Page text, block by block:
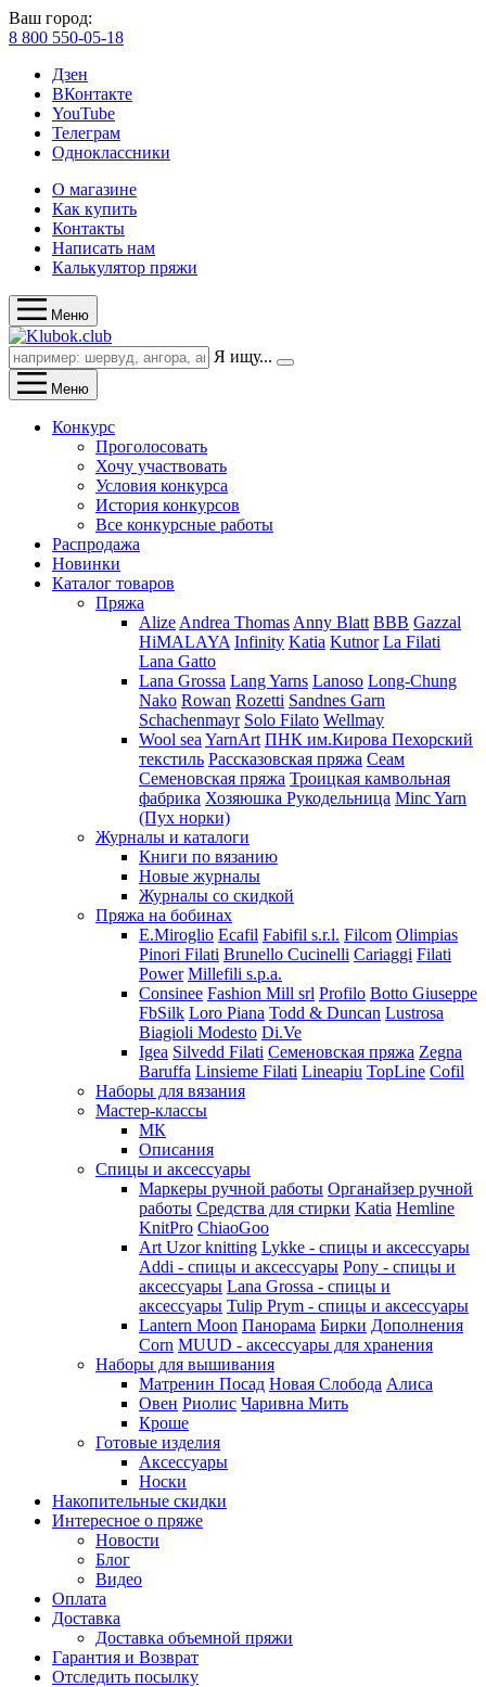
Ваш город:
8 800 550-05-18
Дзен
ВКонтакте
YouTube
Телеграм
Одноклассники
О магазине
Как купить
Контакты
Написать нам
Калькулятор пряжи
Меню
Я ищу...
Меню
Конкурс
Проголосовать
Хочу участвовать
Условия конкурса
История конкурсов
Все конкурсные работы
Распродажа
Новинки
Каталог товаров
Пряжа
Alize Andrea Thomas Anny Blatt BBB Gazzal
HiMALAYA Infinity Katia Kutnor La Filati
Lana Gatto
Lana Grossa Lang Yarns Lanoso Long-Chung
Nako Rowan Rozetti Sandnes Garn
Schachenmayr Solo Filato Wellmay
Wool sea YarnArt ПНК им.Кирова Пехорский
текстиль Рассказовская пряжа Сеам
Семеновская пряжа Троицкая камвольная
фабрика Хозяюшка Рукодельница Minc Yarn
(Пух норки)
Журналы и каталоги
Книги по вязанию
Новые журналы
Журналы со скидкой
Пряжа на бобинах
E.Miroglio Ecafil Fabifil s.r.l. Filcom Olimpias
Pinori Filati Brunello Cucinelli Cariaggi Filati
Power Millefili s.p.a.
Consinee Fashion Mill srl Profilo Botto Giuseppe
FbSilk Loro Piana Todd & Duncan Lustrosa
Biagioli Modesto Di.Ve
Igea Silvedd Filati Семеновская пряжа Zegna
Baruffa Linsieme Filati Lineapiu TopLine Cofil
Наборы для вязания
Мастер-классы
МК
Описания
Спицы и аксессуары
Маркеры ручной работы Органайзер ручной
работы Средства для стирки Katia Hemline
KnitPro ChiaoGoo
Art Uzor knitting Lykke - спицы и аксессуары
Addi - спицы и аксессуары Pony - спицы и
аксессуары Lana Grossa - спицы и
аксессуары Tulip Prym - спицы и аксессуары
Lantern Moon Панорама Бирки Дополнения
Corn MUUD - аксессуары для хранения
Наборы для вышивания
Матренин Посад Новая Слобода Алиса
Овен Риолис Чаривна Мить
Кроше
Готовые изделия
Аксессуары
Носки
Накопительные скидки
Интересное о пряже
Новости
Блог
Видео
Оплата
Доставка
Доставка объемной пряжи
Гарантия и Возврат
Отследить посылку